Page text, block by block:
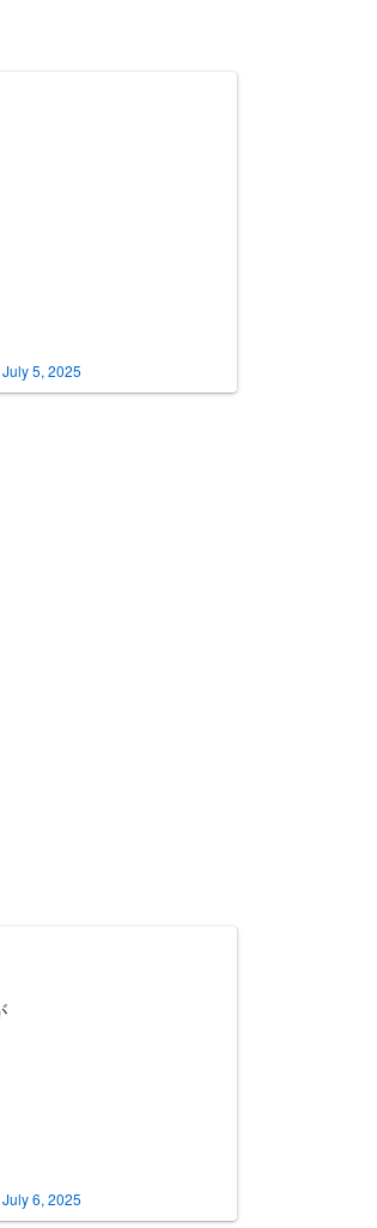
July 5, 2025
July 6, 2025